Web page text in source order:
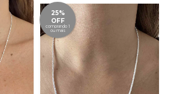
25%
OFF
comprando 1
ou mais